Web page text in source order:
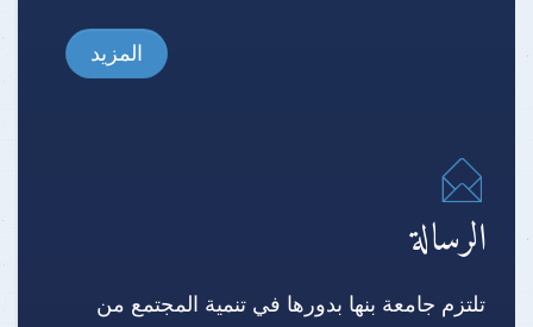
المزيد
الرسالة
تلتزم جامعة بنها بدورها في تنمية المجتمع من